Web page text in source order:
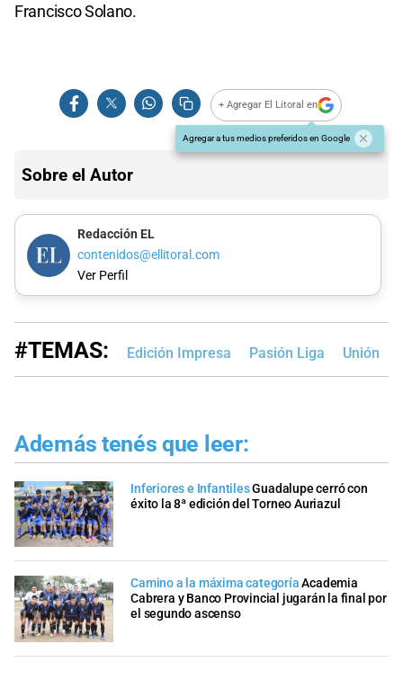
Francisco Solano.
+ Agregar El Litoral en
Agregar a tus medios preferidos en Google
Sobre el Autor
Redacción EL
contenidos@ellitoral.com
Ver Perfil
#TEMAS: Edición Impresa Pasión Liga Unión
Además tenés que leer:
Inferiores e InfantilesGuadalupe cerró con
éxito la 8ª edición del Torneo Auriazul
Camino a la máxima categoríaAcademia
Cabrera y Banco Provincial jugarán la final por
el segundo ascenso